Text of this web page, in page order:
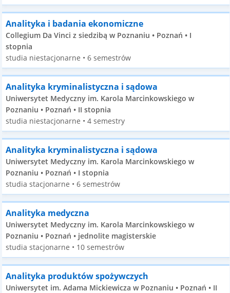
Analityka i badania ekonomiczne
Collegium Da Vinci z siedzibą w Poznaniu • Poznań • I
stopnia
studia niestacjonarne • 6 semestrów
Analityka kryminalistyczna i sądowa
Uniwersytet Medyczny im. Karola Marcinkowskiego w
Poznaniu • Poznań • II stopnia
studia niestacjonarne • 4 semestry
Analityka kryminalistyczna i sądowa
Uniwersytet Medyczny im. Karola Marcinkowskiego w
Poznaniu • Poznań • I stopnia
studia stacjonarne • 6 semestrów
Analityka medyczna
Uniwersytet Medyczny im. Karola Marcinkowskiego w
Poznaniu • Poznań • jednolite magisterskie
studia stacjonarne • 10 semestrów
Analityka produktów spożywczych
Uniwersytet im. Adama Mickiewicza w Poznaniu • Poznań • II